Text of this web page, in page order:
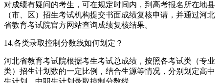
对成绩有疑问的考生，可在规定时间内，到高考报名所在地县
（市、区）招生考试机构提交书面成绩复核申请，并通过河北
省教育考试院官方网站查询成绩复核结果。
14.各类录取控制分数线如何划定？
河北省教育考试院根据考生考试总成绩，按照各考试类（专业
类）招生计划数的一定比例，结合生源等情况，分别划定高中